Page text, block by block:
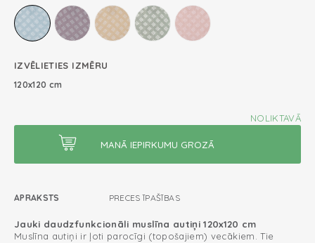
IZVĒLIETIES IZMĒRU
120x120 cm
NOLIKTAVĀ
APRAKSTS PRECES ĪPAŠĪBAS
Jauki daudzfunkcionāli muslīna autiņi 120x120 cm
Muslīna autiņi ir ļoti parocīgi (topošajiem) vecākiem. Tie